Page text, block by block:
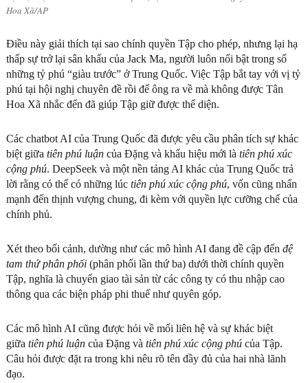
Hoa Xã/AP
Điều này giải thích tại sao chính quyền Tập cho phép, nhưng lại hạ
thấp sự trở lại sân khấu của Jack Ma, người luôn nổi bật trong số
những tỷ phú “giàu trước” ở Trung Quốc. Việc Tập bắt tay với vị tỷ
phú tại hội nghị chuyên đề rồi để ông ra về mà không được Tân
Hoa Xã nhắc đến đã giúp Tập giữ được thể diện.
Các chatbot AI của Trung Quốc đã được yêu cầu phân tích sự khác
biệt giữa tiên phú luậncủa Đặng và khẩu hiệu mới là tiên phú xúc
cộng phú. DeepSeek và một nền tảng AI khác của Trung Quốc trả
lời rằng có thể có những lúc tiên phú xúc cộng phú, vốn cũng nhấn
mạnh đến thịnh vượng chung, đi kèm với quyền lực cưỡng chế của
chính phủ.
Xét theo bối cảnh, dường như các mô hình AI đang đề cập đến đệ
tam thứ phân phối (phân phối lần thứ ba) dưới thời chính quyền
Tập, nghĩa là chuyển giao tài sản từ các công ty có thu nhập cao
thông qua các biện pháp phi thuế như quyên góp.
Các mô hình AI cũng được hỏi về mối liên hệ và sự khác biệt
giữa tiên phú luậncủa Đặng và tiên phú xúc cộng phúcủa Tập.
Câu hỏi được đặt ra trong khi nêu rõ tên đầy đủ của hai nhà lãnh
đạo.